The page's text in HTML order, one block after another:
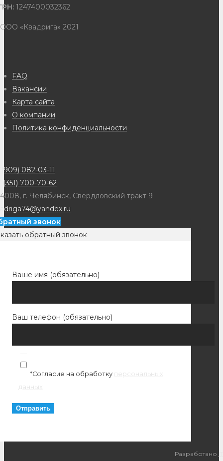
1247400032362
«Квадрига» 2021
FAQ
Вакансии
Карта сайта
О компании
Политика конфиденциальности
082-03-11
(351) 700-70-62
г. Челябинск, Свердловский тракт 9
звонок
обратный звонок
Ваше имя (обязательно)
Ваш телефон (обязательно)
*Согласие на обработку персональных
данных
Разработано